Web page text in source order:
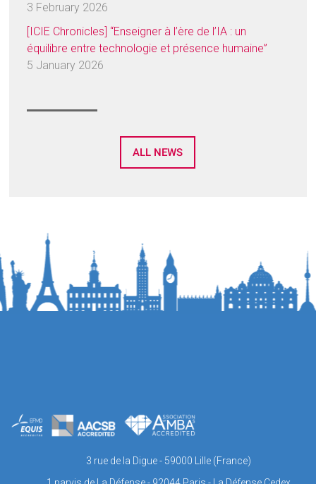
3 February 2026
[ICIE Chronicles] “Enseigner à l’ère de l’IA : un
équilibre entre technologie et présence humaine”
5 January 2026
ALL NEWS
3 rue de la Digue - 59000 Lille (France)